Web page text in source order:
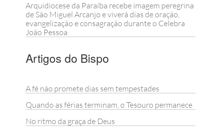
Arquidiocese da Paraíba recebe imagem peregrina
de São Miguel Arcanjo e viverá dias de oração,
evangelização e consagração durante o Celebra
João Pessoa
Artigos do Bispo
A fé não promete dias sem tempestades
Quando as férias terminam, o Tesouro permanece
No ritmo da graça de Deus